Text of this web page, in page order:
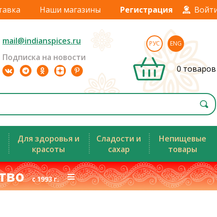
Наши магазины Регистрация
mail@indianspices.ru
Подписка на новости
РУС ENG
0 товаров
Для здоровья и
красоты
Сладости и
сахар
Непищевые
товары
с 1993 г.≡